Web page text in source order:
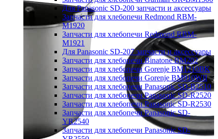
Для Panasonic SD-200 запчасти и аксессуары
Запчасти для хлебопечи Redmond RBM-
M1920
Запчасти для хлебопечи Redmond RBM-
M1921
Для Panasonic SD-207 запчасти и аксессуары
Запчасти для хлебопечи Binatone BM202
Запчасти для хлебопечи Gorenje BM1210BK
Запчасти для хлебопечи Gorenje BM910WII
Запчасти для хлебопечи Panasonic SD-B2510
Запчасти для хлебопечи Panasonic SD-R2520
Запчасти для хлебопечи Panasonic SD-R2530
Запчасти для хлебопечи Panasonic SD-
YR2540
Запчасти для хлебопечи Panasonic SD-